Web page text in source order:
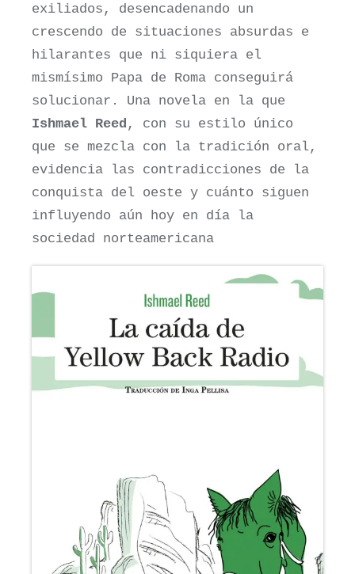
exiliados, desencadenando un
crescendo de situaciones absurdas e
hilarantes que ni siquiera el
mismísimo Papa de Roma conseguirá
solucionar. Una novela en la que
Ishmael Reed , con su estilo único
que se mezcla con la tradición oral,
evidencia las contradicciones de la
conquista del oeste y cuánto siguen
influyendo aún hoy en día la
sociedad norteamericana